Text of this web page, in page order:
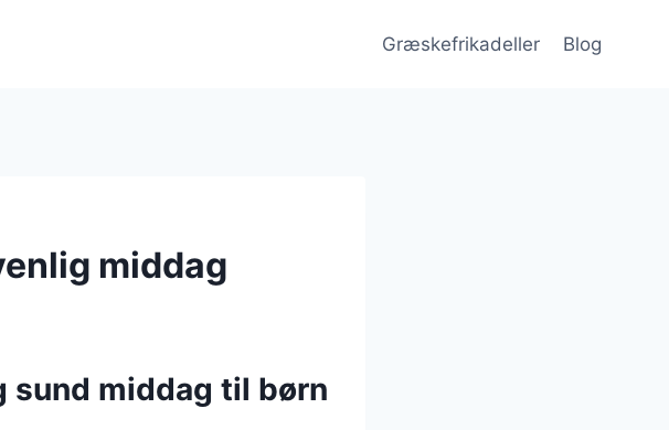
Græskefrikadeller Blog
middag
middag til børn